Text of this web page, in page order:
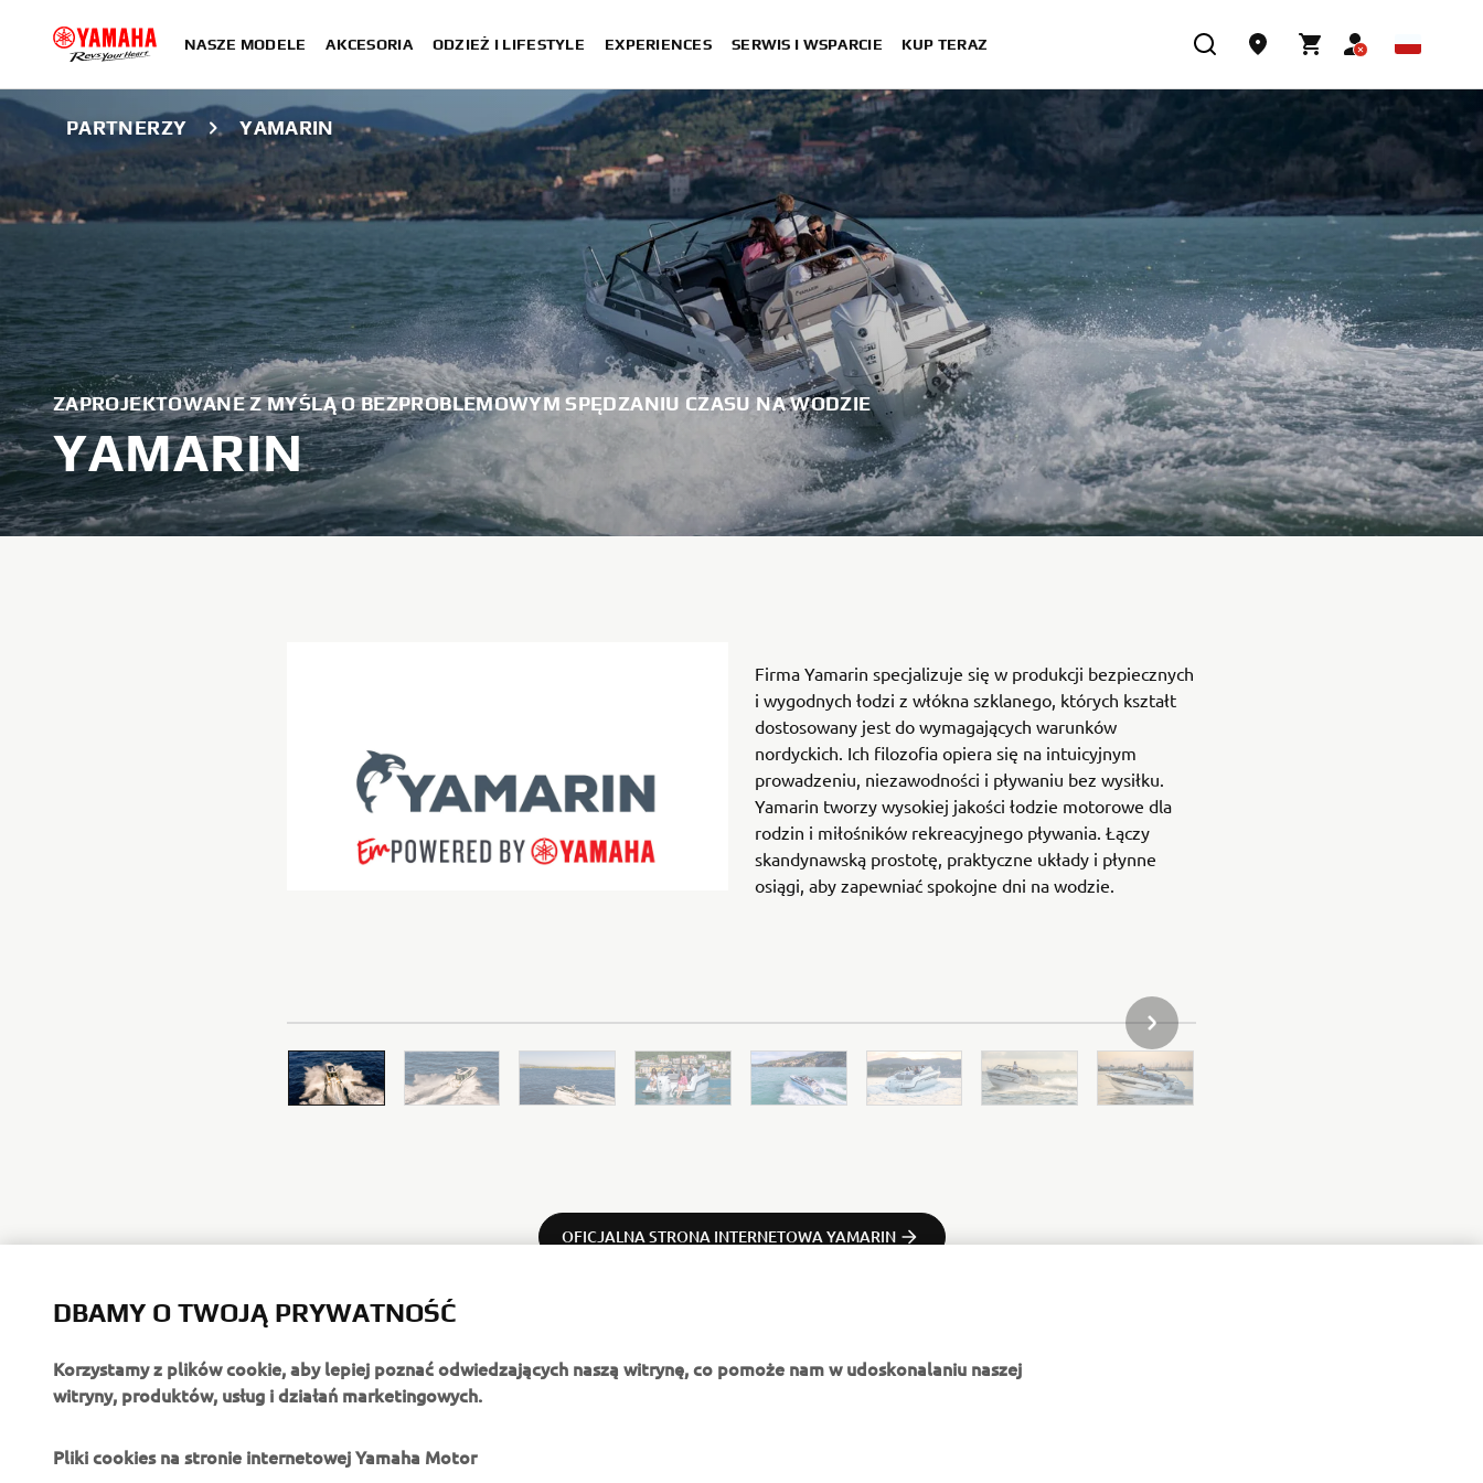
NASZE MODELE AKCESORIA ODZIEŻ I LIFESTYLE EXPERIENCES SERWIS I WSPARCIE KUP TERAZ
PARTNERZY YAMARIN
ZAPROJEKTOWANE Z MYŚLĄ O BEZPROBLEMOWYM SPĘDZANIU CZASU NA WODZIE
YAMARIN
Firma Yamarin specjalizuje się w produkcji bezpiecznych
i wygodnych łodzi z włókna szklanego, których kształt
dostosowany jest do wymagających warunków
nordyckich. Ich filozofia opiera się na intuicyjnym
prowadzeniu, niezawodności i pływaniu bez wysiłku.
Yamarin tworzy wysokiej jakości łodzie motorowe dla
rodzin i miłośników rekreacyjnego pływania. Łączy
skandynawską prostotę, praktyczne układy i płynne
osiągi, aby zapewniać spokojne dni na wodzie.
NASTĘPNY ELEMENT GALERII
OFICJALNA STRONA INTERNETOWA YAMARIN
DBAMY O TWOJĄ PRYWATNOŚĆ
witryny, produktów, usług i działań marketingowych.